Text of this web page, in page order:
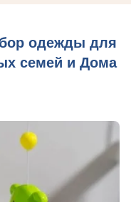
одежды для
семей и Дома